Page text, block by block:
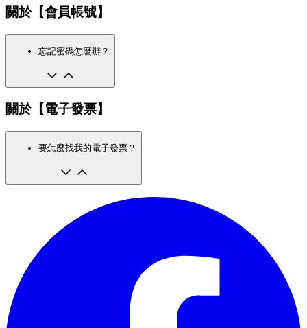
關於【會員帳號】
忘記密碼怎麼辦？
關於【電子發票】
要怎麼找我的電子發票？